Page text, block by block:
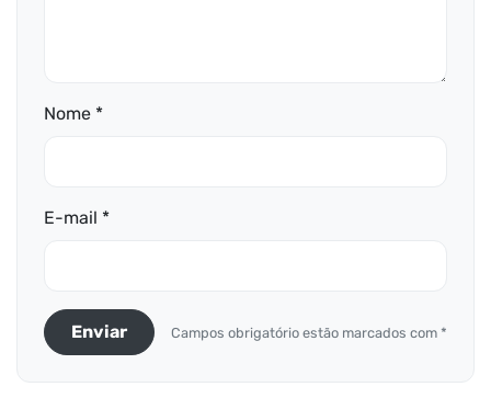
Nome *
E-mail *
Enviar Campos obrigatório estão marcados com *